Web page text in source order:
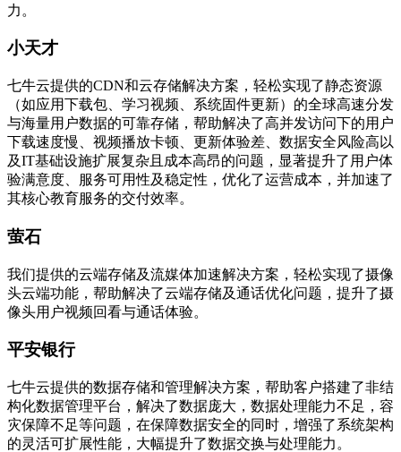
力。
小天才
七牛云提供的CDN和云存储解决方案，轻松实现了静态资源
（如应用下载包、学习视频、系统固件更新）的全球高速分发
与海量用户数据的可靠存储，帮助解决了高并发访问下的用户
下载速度慢、视频播放卡顿、更新体验差、数据安全风险高以
及IT基础设施扩展复杂且成本高昂的问题，显著提升了用户体
验满意度、服务可用性及稳定性，优化了运营成本，并加速了
其核心教育服务的交付效率。
萤石
我们提供的云端存储及流媒体加速解决方案，轻松实现了摄像
头云端功能，帮助解决了云端存储及通话优化问题，提升了摄
像头用户视频回看与通话体验。
平安银行
七牛云提供的数据存储和管理解决方案，帮助客户搭建了非结
构化数据管理平台，解决了数据庞大，数据处理能力不足，容
灾保障不足等问题，在保障数据安全的同时，增强了系统架构
的灵活可扩展性能，大幅提升了数据交换与处理能力。